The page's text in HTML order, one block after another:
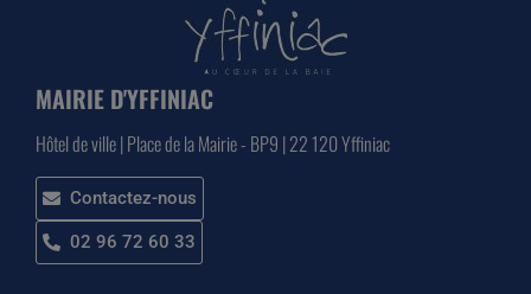
MAIRIE D'YFFINIAC
Hôtel de ville | Place de la Mairie - BP9 | 22 120 Yffiniac
Contactez-nous
02 96 72 60 33